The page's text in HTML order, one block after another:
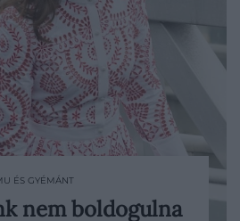
ÉS GYÉMÁNT
nem boldogulna